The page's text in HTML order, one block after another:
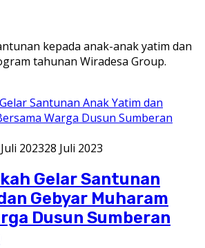
kepada anak-anak yatim dan
tahunan Wiradesa Group.
202328 Juli 2023
Gelar Santunan
Gebyar Muharam
Dusun Sumberan